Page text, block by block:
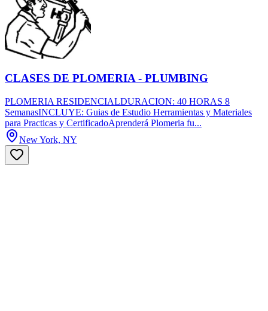
CLASES DE PLOMERIA - PLUMBING
PLOMERIA RESIDENCIALDURACION: 40 HORAS 8
SemanasINCLUYE: Guias de Estudio Herramientas y Materiales
para Practicas y CertificadoAprenderá Plomeria fu...
New York, NY